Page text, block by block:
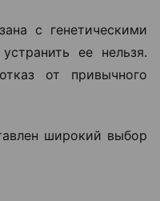
с генетическими
ее нельзя.
от привычного
широкий выбор